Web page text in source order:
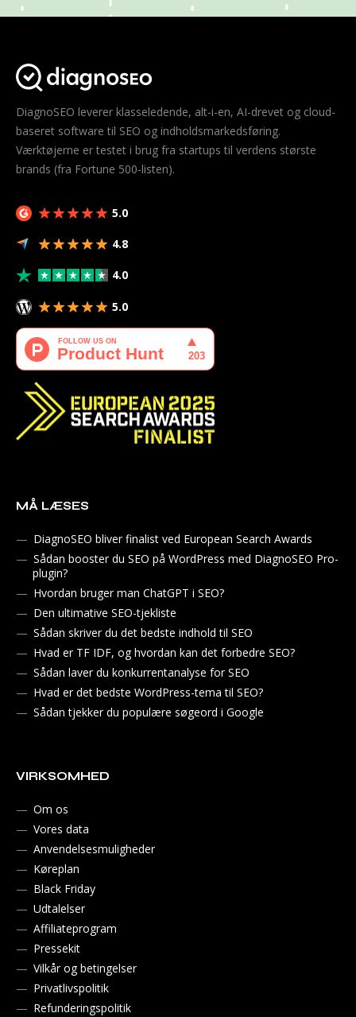
DiagnoSEO leverer klasseledende, alt-i-en, AI-drevet og cloud-
baseret software til SEO og indholdsmarkedsføring.
Værktøjerne er testet i brug fra startups til verdens største
brands (fra Fortune 500-listen).
5.0
4.8
4.0
5.0
MÅ LÆSES
DiagnoSEO bliver finalist ved European Search Awards
Sådan booster du SEO på WordPress med DiagnoSEO Pro-
plugin?
Hvordan bruger man ChatGPT i SEO?
Den ultimative SEO-tjekliste
Sådan skriver du det bedste indhold til SEO
Hvad er TF IDF, og hvordan kan det forbedre SEO?
Sådan laver du konkurrentanalyse for SEO
Hvad er det bedste WordPress-tema til SEO?
Sådan tjekker du populære søgeord i Google
VIRKSOMHED
Om os
Vores data
Anvendelsesmuligheder
Køreplan
Black Friday
Udtalelser
Affiliateprogram
Pressekit
Vilkår og betingelser
Privatlivspolitik
Refunderingspolitik